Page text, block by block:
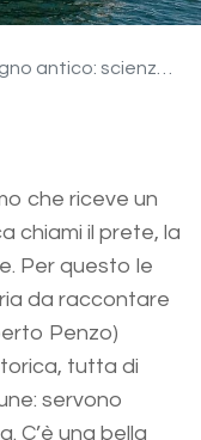
coscienza e conoscenza.
che riceve un
chiami il prete, la
Per questo le
da raccontare
Penzo)
tutta di
servono
. C’è una bella